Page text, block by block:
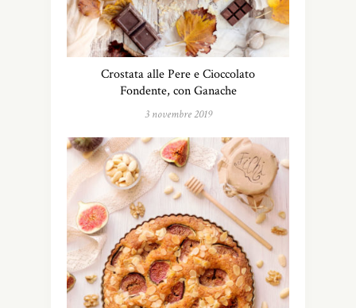
Crostata alle Pere e Cioccolato
Fondente, con Ganache
3 novembre 2019